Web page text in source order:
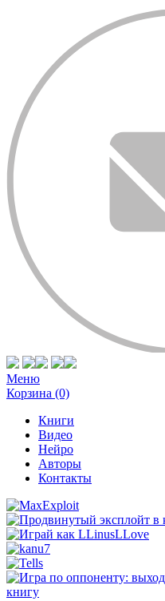
Меню
Корзина (0)
Книги
Видео
Нейро
Авторы
Контакты
книгу